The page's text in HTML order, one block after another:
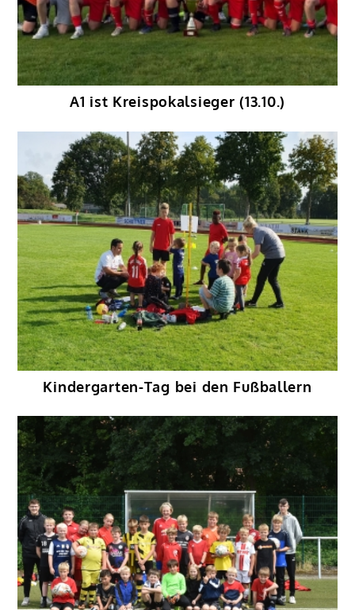
A1 ist Kreispokalsieger (13.10.)
Kindergarten-Tag bei den Fußballern